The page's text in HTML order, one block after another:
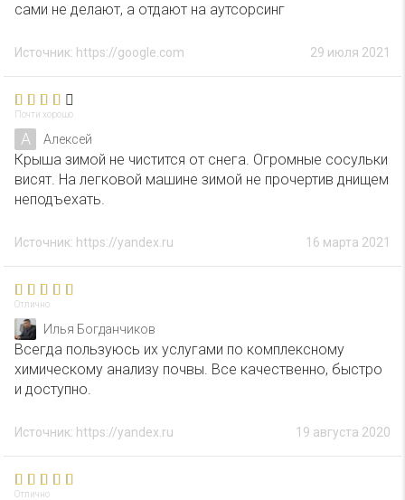
сами не делают, а отдают на аутсорсинг
29 июля 2021
Источник: https://google.com
Почти хорошо
А Алексей
Крыша зимой не чистится от снега. Огромные сосульки
висят. На легковой машине зимой не прочертив днищем
неподъехать.
16 марта 2021
Источник: https://yandex.ru
Отлично
Илья Богданчиков
Всегда пользуюсь их услугами по комплексному
химическому анализу почвы. Все качественно, быстро
и доступно.
19 августа 2020
Источник: https://yandex.ru
Отлично